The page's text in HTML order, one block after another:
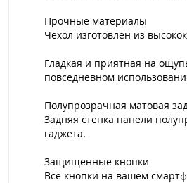
Прочные материалы
Чехол изготовлен из
Гладкая и приятная на
повседневном
Полупрозрачная матовая
Задняя стенка панели
гаджета.
Защищенные кнопки
Все кнопки на вашем